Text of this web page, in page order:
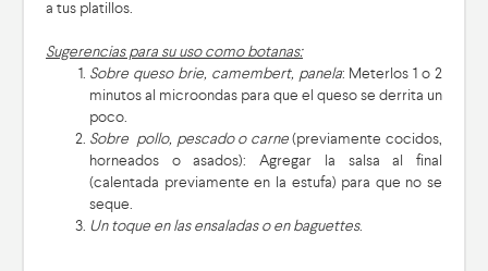
a tus platillos.
Sugerencias para su uso como botanas:
Sobre queso brie, camembert, panela: Meterlos 1 o 2
minutos al microondas para que el queso se derrita un
poco.
Sobre pollo, pescado o carne(previamente cocidos,
horneados o asados): Agregar la salsa al final
(calentada previamente en la estufa) para que no se
seque.
Un toque en las ensaladas o en baguettes.